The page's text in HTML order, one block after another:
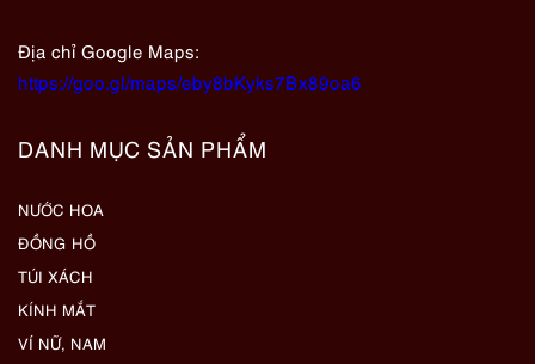
Địa chỉ Google Maps:
https://goo.gl/maps/eby8bKyks7Bx89oa6
DANH MỤC SẢN PHẨM
NƯỚC HOA
ĐỒNG HỒ
TÚI XÁCH
KÍNH MẮT
VÍ NỮ, NAM